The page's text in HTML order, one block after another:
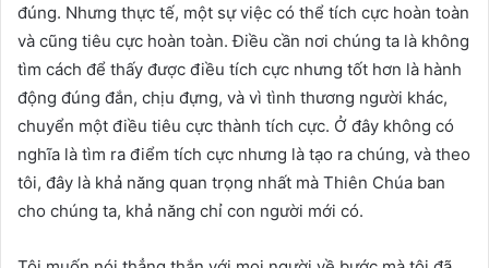
đúng. Nhưng thực tế, một sự việc có thể tích cực hoàn toàn
và cũng tiêu cực hoàn toàn. Điều cần nơi chúng ta là không
tìm cách để thấy được điều tích cực nhưng tốt hơn là hành
động đúng đắn, chịu đựng, và vì tình thương người khác,
chuyển một điều tiêu cực thành tích cực. Ở đây không có
nghĩa là tìm ra điểm tích cực nhưng là tạo ra chúng, và theo
tôi, đây là khả năng quan trọng nhất mà Thiên Chúa ban
cho chúng ta, khả năng chỉ con người mới có.